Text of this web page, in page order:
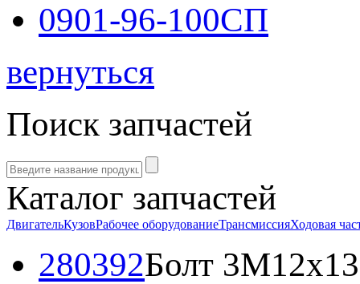
0901-96-100СП
вернуться
Поиск запчастей
Каталог запчастей
ДвигательКузовРабочее оборудованиеТрансмиссияХодовая
280392Болт